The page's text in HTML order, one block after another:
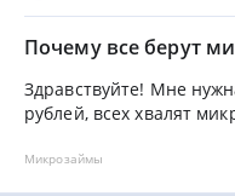
Почему все берут
Здравствуйте! Мне
рублей, всех хвалят
Микрозаймы